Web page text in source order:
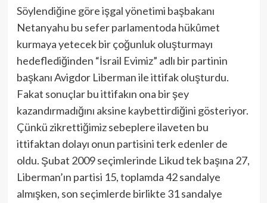
Söylendiğine göre işgal yönetimi başbakanı
Netanyahu bu sefer parlamentoda hükûmet
kurmaya yetecek bir çoğunluk oluşturmayı
hedeflediğinden “İsrail Evimiz” adlı bir partinin
başkanı Avigdor Liberman ile ittifak oluşturdu.
Fakat sonuçlar bu ittifakın ona bir şey
kazandırmadığını aksine kaybettirdiğini gösteriyor.
Çünkü zikrettiğimiz sebeplere ilaveten bu
ittifaktan dolayı onun partisini terk edenler de
oldu. Şubat 2009 seçimlerinde Likud tek başına 27,
Liberman’ın partisi 15, toplamda 42 sandalye
almışken, son seçimlerde birlikte 31 sandalye